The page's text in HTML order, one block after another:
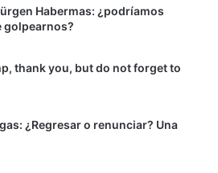
Habermas: ¿podríamos
golpearnos?
thank you, but do not forget to
¿Regresar o renunciar? Una